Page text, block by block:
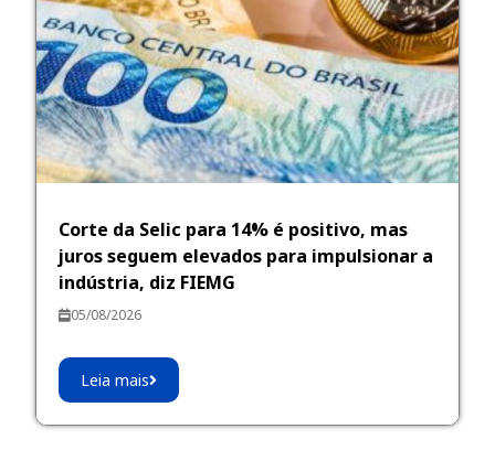
Corte da Selic para 14% é positivo, mas
juros seguem elevados para impulsionar a
indústria, diz FIEMG
05/08/2026
Leia mais